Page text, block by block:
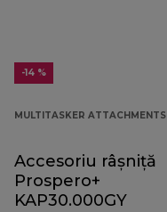
-14 %
MULTITASKER ATTACHMENTS
Accesoriu râșniță
Prospero+
KAP30.000GY